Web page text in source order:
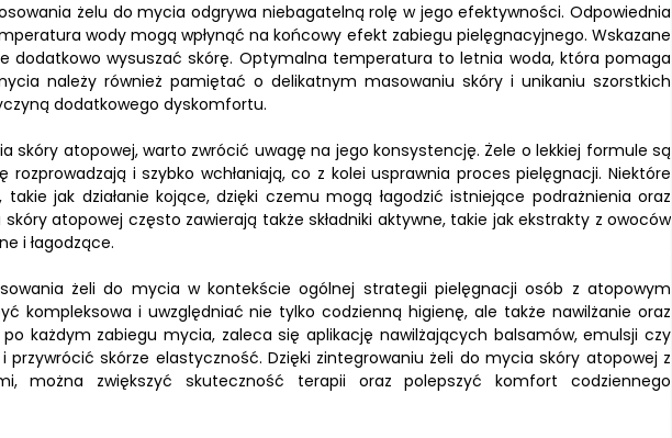
żelu do mycia odgrywa niebagatelną rolę w jego efektywności. Odpowiednia
wody mogą wpłynąć na końcowy efekt zabiegu pielęgnacyjnego. Wskazane
dodatkowo wysuszać skórę. Optymalna temperatura to letnia woda, która pomaga
należy również pamiętać o delikatnym masowaniu skóry i unikaniu szorstkich
dodatkowego dyskomfortu.
skóry atopowej, warto zwrócić uwagę na jego konsystencję. Żele o lekkiej formule są
rozprowadzają i szybko wchłaniają, co z kolei usprawnia proces pielęgnacji. Niektóre
jak działanie kojące, dzięki czemu mogą łagodzić istniejące podrażnienia oraz
atopowej często zawierają także składniki aktywne, takie jak ekstrakty z owoców
i łagodzące.
żeli do mycia w kontekście ogólnej strategii pielęgnacji osób z atopowym
kompleksowa i uwzględniać nie tylko codzienną higienę, ale także nawilżanie oraz
każdym zabiegu mycia, zaleca się aplikację nawilżających balsamów, emulsji czy
skórze elastyczność. Dzięki zintegrowaniu żeli do mycia skóry atopowej z
można zwiększyć skuteczność terapii oraz polepszyć komfort codziennego